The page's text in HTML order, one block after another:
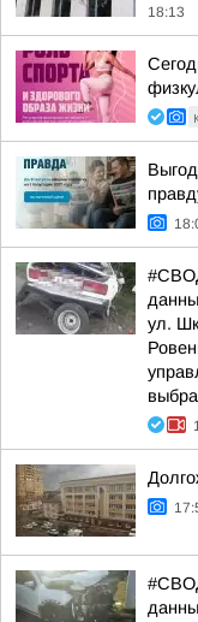
18:13
ул.